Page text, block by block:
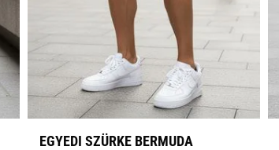
EGYEDI SZÜRKE BERMUDA